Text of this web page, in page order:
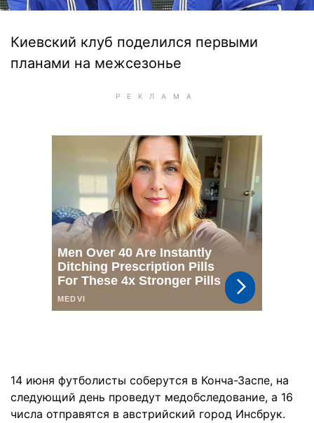
Киевский клуб поделился первыми
планами на межсезонье
14 июня футболисты соберутся в Конча-Заспе, на
следующий день проведут медобследование, а 16
числа отправятся в австрийский город Инсбрук.